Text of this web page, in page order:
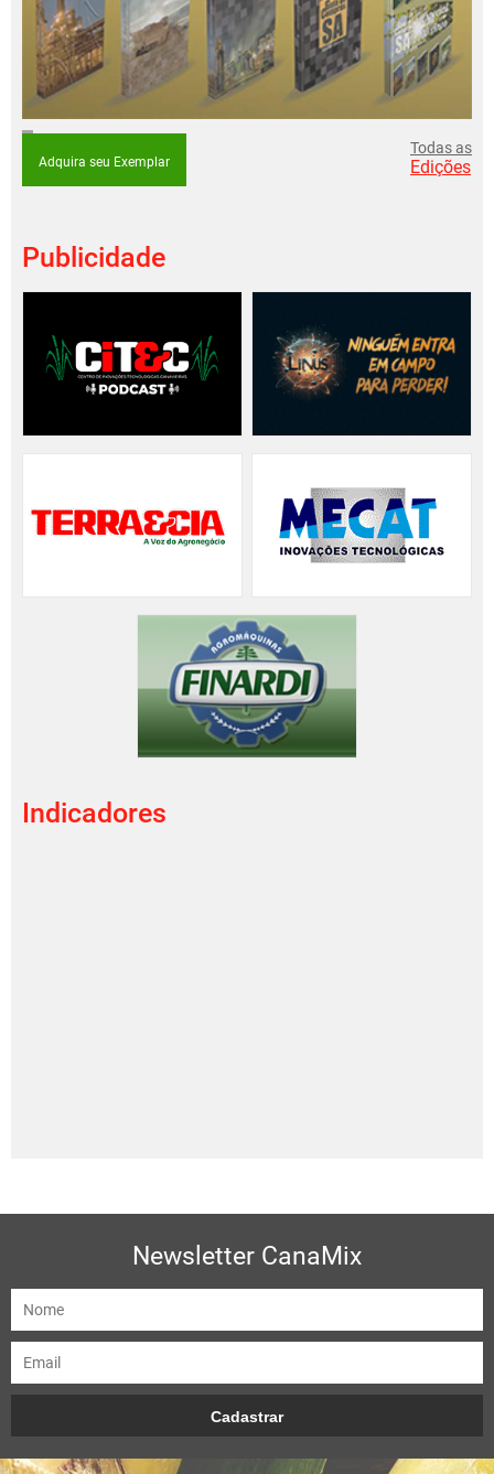
Adquira seu Exemplar
Todas as
Edições
Publicidade
Indicadores
Newsletter CanaMix